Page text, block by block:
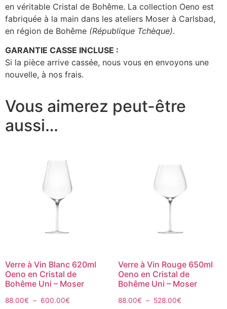
en véritable Cristal de Bohême. La collection Oeno est
fabriquée à la main dans les ateliers Moser à Carlsbad,
en région de Bohême (République Tchèque).
GARANTIE CASSE INCLUSE :
Si la pièce arrive cassée, nous vous en envoyons une
nouvelle, à nos frais.
Vous aimerez peut-être
aussi…
Verre à Vin Blanc 620ml
Oeno en Cristal de
Bohême Uni – Moser
88.00€ – 600.00€
Verre à Vin Rouge 650ml
Oeno en Cristal de
Bohême Uni – Moser
88.00€ – 528.00€